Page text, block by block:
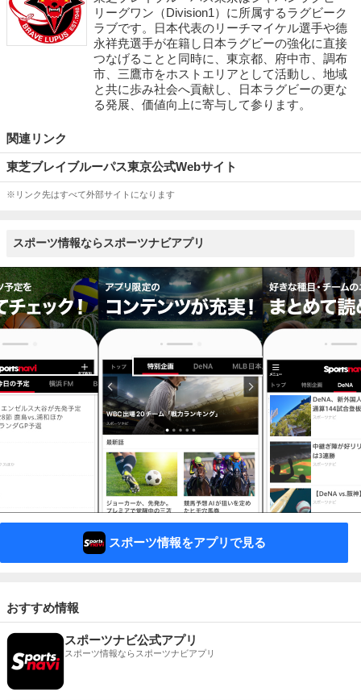
リーグワン（Division1）に所属するラグビーク
ラブです。日本代表のリーチマイケル選手や德
永祥尭選手が在籍し日本ラグビーの強化に直接
つなげることと同時に、東京都、府中市、調布
市、三鷹市をホストエリアとして活動し、地域
と共に歩み社会へ貢献し、日本ラグビーの更な
る発展、価値向上に寄与して参ります。
関連リンク
東芝ブレイブルーパス東京公式Webサイト
※リンク先はすべて外部サイトになります
スポーツ情報ならスポーツナビアプリ
スポーツ情報をアプリで見る
おすすめ情報
スポーツナビ公式アプリ
スポーツ情報ならスポーツナビアプリ